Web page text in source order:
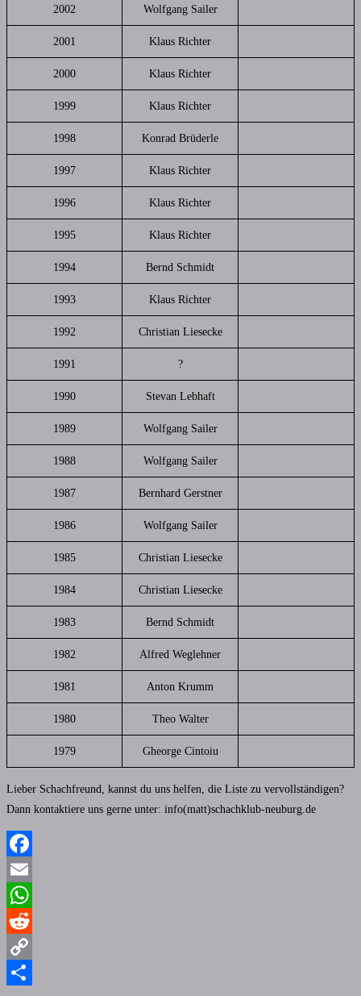
2002 Wolfgang Sailer
2001 Klaus Richter
2000 Klaus Richter
1999 Klaus Richter
1998 Konrad Brüderle
1997 Klaus Richter
1996 Klaus Richter
1995 Klaus Richter
1994 Bernd Schmidt
1993 Klaus Richter
1992 Christian Liesecke
1991 ?
1990 Stevan Lebhaft
1989 Wolfgang Sailer
1988 Wolfgang Sailer
1987 Bernhard Gerstner
1986 Wolfgang Sailer
1985 Christian Liesecke
1984 Christian Liesecke
1983 Bernd Schmidt
1982 Alfred Weglehner
1981 Anton Krumm
1980 Theo Walter
1979 Gheorge Cintoiu
Lieber Schachfreund, kannst du uns helfen, die Liste zu vervollständigen?
Dann kontaktiere uns gerne unter: info(matt)schachklub-neuburg.de
Facebook
Email
WhatsApp
Reddit
Copy